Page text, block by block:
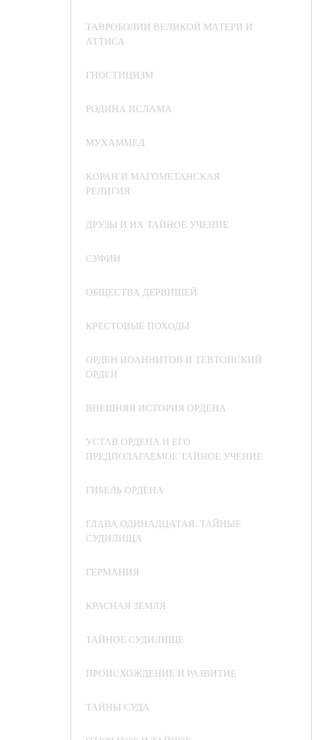
ТАВРОБОЛИИ ВЕЛИКОЙ МАТЕРИ И
АТТИСА
ГНОСТИЦИЗМ
РОДИНА ИСЛАМА
МУХАММЕД
КОРАН И МАГОМЕТАНСКАЯ
РЕЛИГИЯ
ДРУЗЫ И ИХ ТАЙНОЕ УЧЕНИЕ
СУФИИ
ОБЩЕСТВА ДЕРВИШЕЙ
КРЕСТОВЫЕ ПОХОДЫ
ОРДЕН ИОАННИТОВ И ТЕВТОНСКИЙ
ОРДЕН
ВНЕШНЯЯ ИСТОРИЯ ОРДЕНА
УСТАВ ОРДЕНА И ЕГО
ПРЕДПОЛАГАЕМОЕ ТАЙНОЕ УЧЕНИЕ
ГИБЕЛЬ ОРДЕНА
ГЛАВА ОДИНАДЦАТАЯ. ТАЙНЫЕ
СУДИЛИЩА
ГЕРМАНИЯ
КРАСНАЯ ЗЕМЛЯ
ТАЙНОЕ СУДИЛИЩЕ
ПРОИСХОЖДЕНИЕ И РАЗВИТИЕ
ТАЙНЫ СУДА